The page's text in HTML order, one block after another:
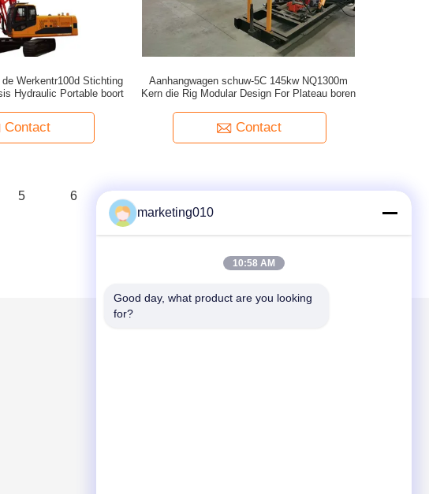
Werkentr100d Stichting
Hydraulic Portable boort
Contact
Aanhangwagen schuw-5C 145kw NQ1300m
Kern die Rig Modular Design For Plateau boren
Contact
5 6
marketing010
10:58 AM
Good day, what product are you looking
for?